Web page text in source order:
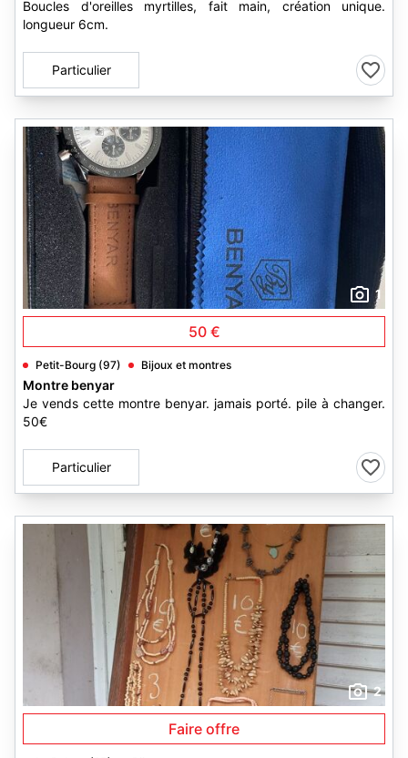
Boucles d'oreilles myrtilles, fait main, création unique.
longueur 6cm.
Particulier
1
50 €
Petit-Bourg (97) Bijoux et montres
Montre benyar
Je vends cette montre benyar. jamais porté. pile à changer.
50€
Particulier
2
Faire offre